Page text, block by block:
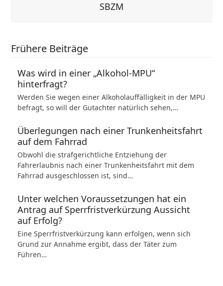
SBZM
Frühere Beiträge
Was wird in einer „Alkohol-MPU“
hinterfragt?
Werden Sie wegen einer Alkoholauffälligkeit in der MPU
befragt, so will der Gutachter natürlich sehen,…
Überlegungen nach einer Trunkenheitsfahrt
auf dem Fahrrad
Obwohl die strafgerichtliche Entziehung der
Fahrerlaubnis nach einer Trunkenheitsfahrt mit dem
Fahrrad ausgeschlossen ist, sind…
Unter welchen Voraussetzungen hat ein
Antrag auf Sperrfristverkürzung Aussicht
auf Erfolg?
Eine Sperrfristverkürzung kann erfolgen, wenn sich
Grund zur Annahme ergibt, dass der Täter zum
Führen…